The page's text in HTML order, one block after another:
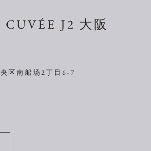
CUVÉE J2 大阪
区南船场2丁目6-7